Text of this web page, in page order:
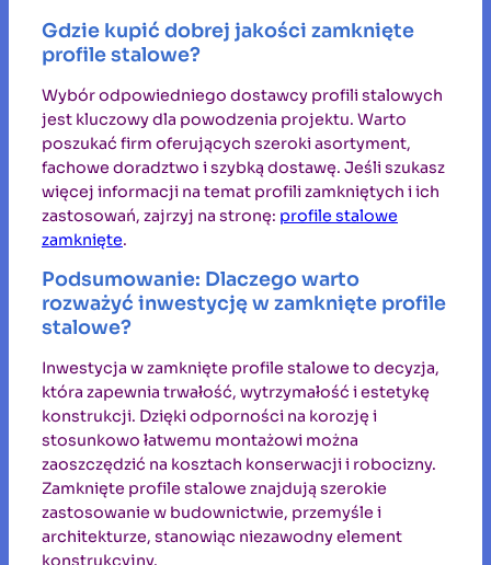
Gdzie kupić dobrej jakości zamknięte
profile stalowe?
Wybór odpowiedniego dostawcy profili stalowych
jest kluczowy dla powodzenia projektu. Warto
poszukać firm oferujących szeroki asortyment,
fachowe doradztwo i szybką dostawę. Jeśli szukasz
więcej informacji na temat profili zamkniętych i ich
zastosowań, zajrzyj na stronę: profile stalowe
zamknięte.
Podsumowanie: Dlaczego warto
rozważyć inwestycję w zamknięte profile
stalowe?
Inwestycja w zamknięte profile stalowe to decyzja,
która zapewnia trwałość, wytrzymałość i estetykę
konstrukcji. Dzięki odporności na korozję i
stosunkowo łatwemu montażowi można
zaoszczędzić na kosztach konserwacji i robocizny.
Zamknięte profile stalowe znajdują szerokie
zastosowanie w budownictwie, przemyśle i
architekturze, stanowiąc niezawodny element
konstrukcyjny.